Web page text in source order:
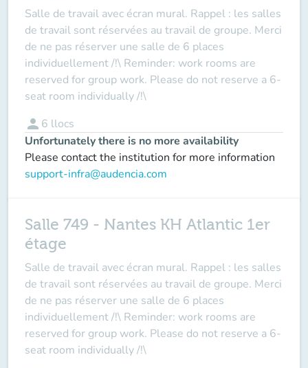
Salle de travail avec écran mural. Rappel : les salles
de travail sont réservées au travail de groupe. Merci
de ne pas réserver une salle de 6 places
individuellement /!\ Reminder: work rooms are
reserved for group work. Please do not reserve a 6-
seat room individually /!\
person 6 llocs
Unfortunately there is no more availability
Please contact the institution for more information
support-infra@audencia.com
Salle 749 - Nantes KH Atlantic 1er
étage
Salle de travail avec écran mural. Rappel : les salles
de travail sont réservées au travail de groupe. Merci
de ne pas réserver une salle de 6 places
individuellement /!\ Reminder: work rooms are
reserved for group work. Please do not reserve a 6-
seat room individually /!\